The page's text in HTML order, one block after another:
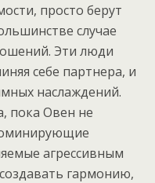
просто берут
случае
Эти люди
себе партнера, и
наслаждений.
пока Овен не
агрессивным
гармонию,